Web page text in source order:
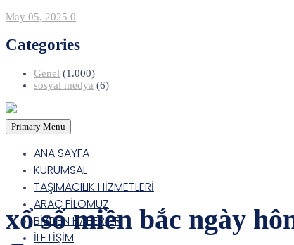
May 05, 2025 0
Categories
Genel (1.000)
sosyal medya (6)
Primary Menu
ANA SAYFA
KURUMSAL
TAŞIMACILIK HİZMETLERİ
ARAÇ FİLOMUZ
BİZDEN HABERLER
İLETİŞİM
xổ số miền bắc ngày